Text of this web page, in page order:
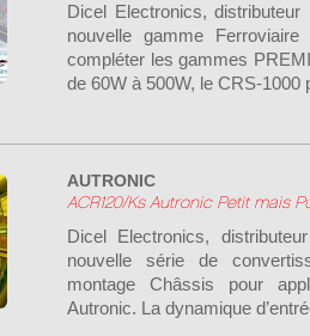
Dicel Electronics,
nouvelle gamme
compléter les gammes
de 60W à 500W, le CRS-1000
AUTRONIC
ACR120/Ks Autronic Petit mais
Dicel Electronics,
nouvelle série de
montage Châssis pour
Autronic. La dynamique